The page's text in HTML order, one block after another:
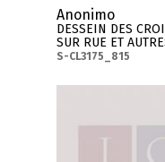
Anonimo
DESSEIN DES
SUR RUE ET
S-CL3175_815